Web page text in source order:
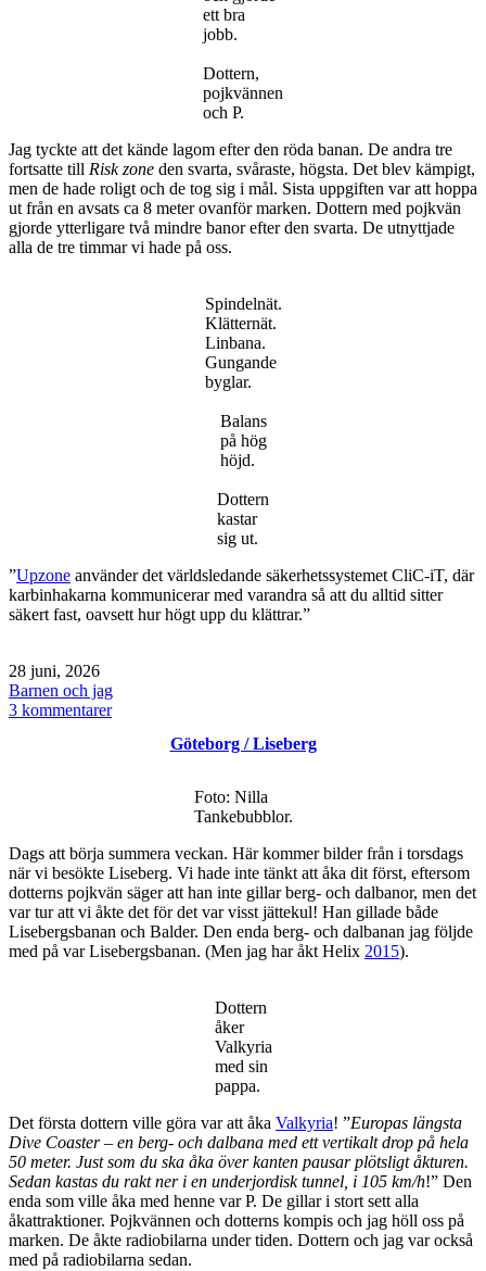
ett bra
jobb.
Dottern,
pojkvännen
och P.
Jag tyckte att det kände lagom efter den röda banan. De andra tre
fortsatte till Risk zone den svarta, svåraste, högsta. Det blev kämpigt,
men de hade roligt och de tog sig i mål. Sista uppgiften var att hoppa
ut från en avsats ca 8 meter ovanför marken. Dottern med pojkvän
gjorde ytterligare två mindre banor efter den svarta. De utnyttjade
alla de tre timmar vi hade på oss.
Spindelnät.
Klätternät.
Linbana.
Gungande
byglar.
Balans
på hög
höjd.
Dottern
kastar
sig ut.
”Upzone använder det världsledande säkerhetssystemet CliC-iT, där
karbinhakarna kommunicerar med varandra så att du alltid sitter
säkert fast, oavsett hur högt upp du klättrar.”
Publicerat
den
28 juni, 2026
Kategoriserat
som
Barnen och jag
3 kommentarertill
höghöjdsbana
Göteborg / Liseberg
Foto: Nilla
Tankebubblor.
Dags att börja summera veckan. Här kommer bilder från i torsdags
när vi besökte Liseberg. Vi hade inte tänkt att åka dit först, eftersom
dotterns pojkvän säger att han inte gillar berg- och dalbanor, men det
var tur att vi åkte det för det var visst jättekul! Han gillade både
Lisebergsbanan och Balder. Den enda berg- och dalbanan jag följde
med på var Lisebergsbanan. (Men jag har åkt Helix 2015).
Dottern
åker
Valkyria
med sin
pappa.
Det första dottern ville göra var att åka Valkyria! ”Europas längsta
Dive Coaster – en berg- och dalbana med ett vertikalt drop på hela
50 meter. Just som du ska åka över kanten pausar plötsligt åkturen.
Sedan kastas du rakt ner i en underjordisk tunnel, i 105 km/h!” Den
enda som ville åka med henne var P. De gillar i stort sett alla
åkattraktioner. Pojkvännen och dotterns kompis och jag höll oss på
marken. De åkte radiobilarna under tiden. Dottern och jag var också
med på radiobilarna sedan.